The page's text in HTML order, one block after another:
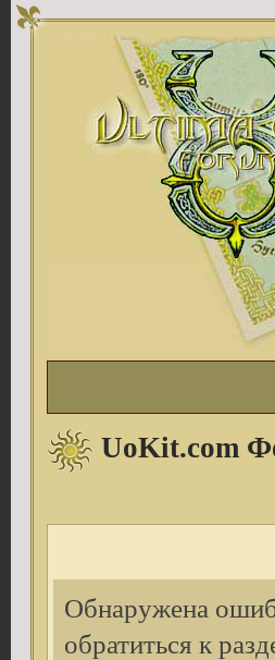
UoKit.com
Обнаружена
обратиться к